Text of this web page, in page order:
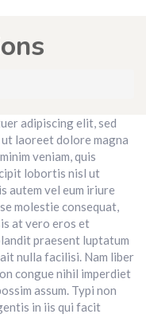
adipiscing elit, sed
laoreet dolore magna
veniam, quis
lobortis nisl ut
autem vel eum iriure
molestie consequat,
at vero eros et
praesent luptatum
nulla facilisi. Nam liber
congue nihil imperdiet
assum. Typi non
in iis qui facit